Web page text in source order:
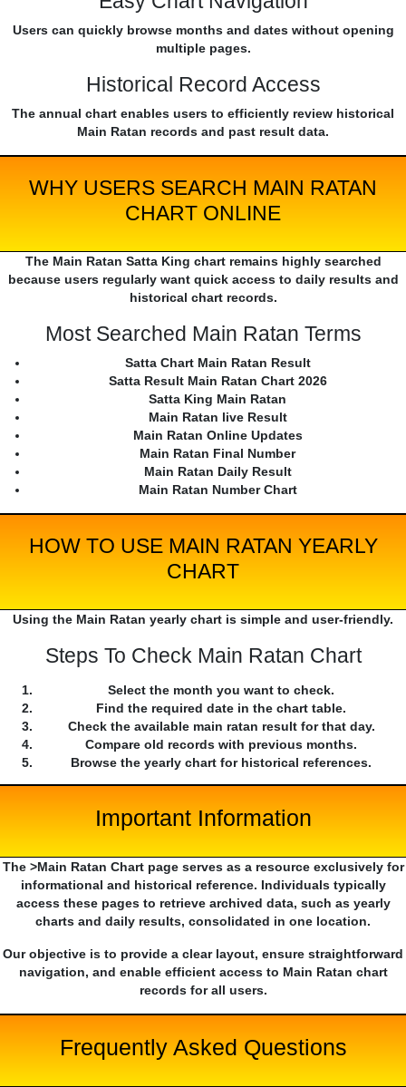
Users can quickly browse months and dates without opening
multiple pages.
Historical Record Access
The annual chart enables users to efficiently review historical
Main Ratan records and past result data.
WHY USERS SEARCH MAIN RATAN
CHART ONLINE
The Main Ratan Satta King chart remains highly searched
because users regularly want quick access to daily results and
historical chart records.
Most Searched Main Ratan Terms
Satta Chart Main Ratan Result
Satta Result Main Ratan Chart 2026
Satta King Main Ratan
Main Ratan live Result
Main Ratan Online Updates
Main Ratan Final Number
Main Ratan Daily Result
Main Ratan Number Chart
HOW TO USE MAIN RATAN YEARLY
CHART
Using the Main Ratan yearly chart is simple and user-friendly.
Steps To Check Main Ratan Chart
Select the month you want to check.
Find the required date in the chart table.
Check the available main ratan result for that day.
Compare old records with previous months.
Browse the yearly chart for historical references.
Important Information
The >Main Ratan Chart page serves as a resource exclusively for
informational and historical reference. Individuals typically
access these pages to retrieve archived data, such as yearly
charts and daily results, consolidated in one location.
Our objective is to provide a clear layout, ensure straightforward
navigation, and enable efficient access to Main Ratan chart
records for all users.
Frequently Asked Questions